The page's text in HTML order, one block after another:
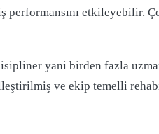
etkileyebilir.
yani birden fazla
ve ekip temelli